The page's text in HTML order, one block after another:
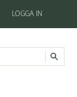
LOGGA IN